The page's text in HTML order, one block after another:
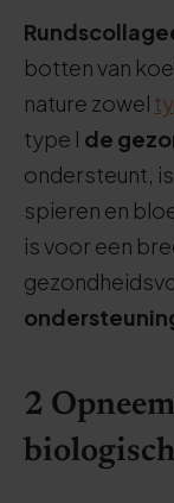
botten van
nature zowel
type I de
ondersteunt,
spieren en
is voor een
2